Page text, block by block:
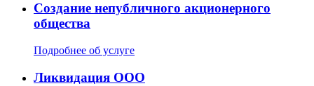
Создание непубличного акционерного
общества
Подробнее об услуге
Ликвидация ООО